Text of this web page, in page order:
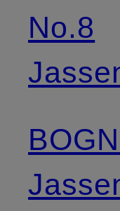
No.8